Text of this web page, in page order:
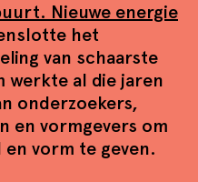
Nieuwe energie
het
van schaarste
werkte al die jaren
onderzoekers,
en vormgevers om
vorm te geven.